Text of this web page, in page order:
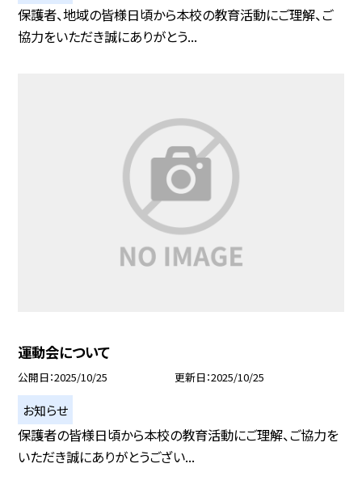
保護者、地域の皆様日頃から本校の教育活動にご理解、ご
協力をいただき誠にありがとう...
運動会について
公開日 2025/10/25 更新日 2025/10/25
お知らせ
保護者の皆様日頃から本校の教育活動にご理解、ご協力を
いただき誠にありがとうござい...